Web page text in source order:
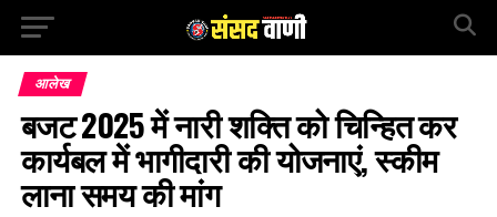
आलेख
बजट 2025 में नारी शक्ति को चिन्हित कर
कार्यबल में भागीदारी की योजनाएं, स्कीम
लाना समय की मांग